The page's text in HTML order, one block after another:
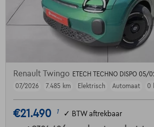
Renault Twingo ETECH TECHNO DISPO 05/
07/2026
7.485 km Elektrisch Automaat 0
€21.490 1 ✓ BTW aftrekbaar